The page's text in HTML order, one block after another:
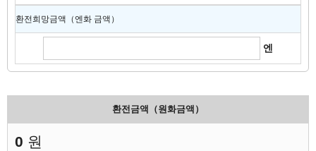
환전희망금액（엔화 금액）
엔
환전금액（원화금액）
0 원